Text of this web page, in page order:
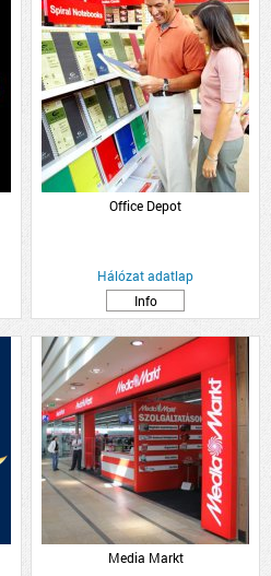
Office Depot
Hálózat adatlap
Info
Media Markt